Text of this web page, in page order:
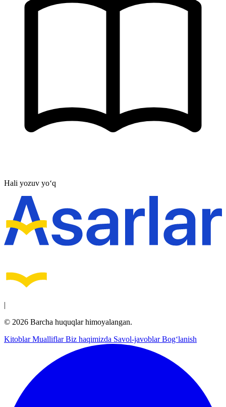
Hali yozuv yo‘q
|
© 2026 Barcha huquqlar himoyalangan.
KitoblarMualliflarBiz haqimizda Savol-javoblarBog‘lanish